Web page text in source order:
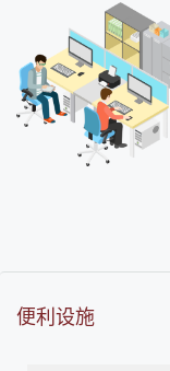
便利设施